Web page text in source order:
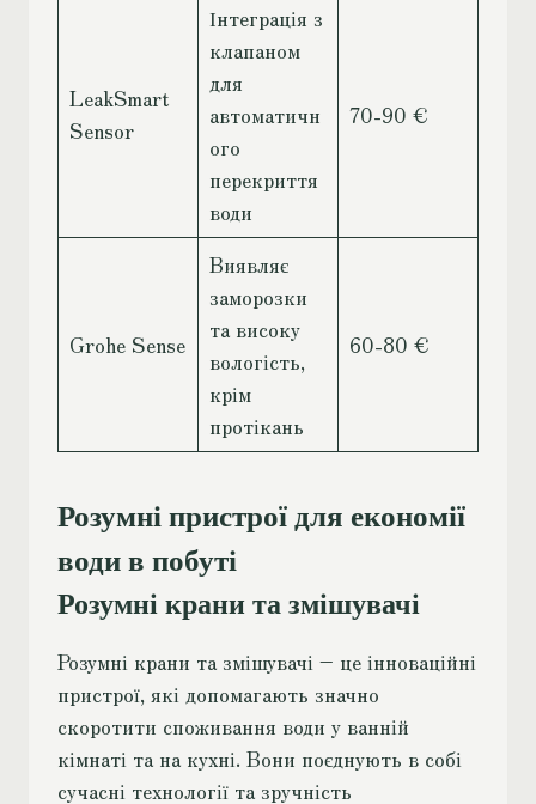
LeakSmart
Sensor
Інтеграція з
клапаном
для
автоматичн
ого
перекриття
води
70-90 €
Grohe Sense
Виявляє
заморозки
та високу
вологість,
крім
протікань
60-80 €
Розумні пристрої для економії
води в побуті
Розумні крани та змішувачі
Розумні крани та змішувачі – це інноваційні
пристрої, які допомагають значно
скоротити споживання води у ванній
кімнаті та на кухні. Вони поєднують в собі
сучасні технології та зручність